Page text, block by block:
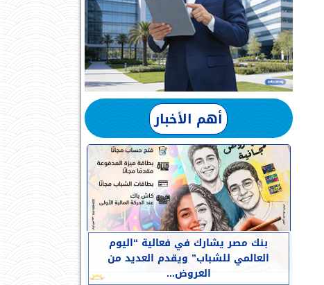
أهم الأخبار
بنك مصر يشارك في فعالية “اليوم
العالمي للشباب” ويقدم العديد من
العروض...